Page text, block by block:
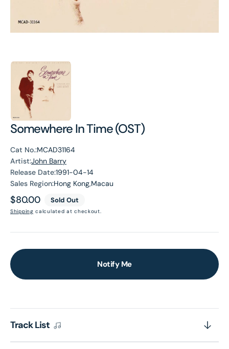
Somewhere In Time (OST)
Cat No.:MCAD31164
Artist:John Barry
Release Date:1991-04-14
Sales Region:Hong Kong,Macau
Regular
price
$80.00 Sold Out
Shipping calculated at checkout.
Notify Me
Track List